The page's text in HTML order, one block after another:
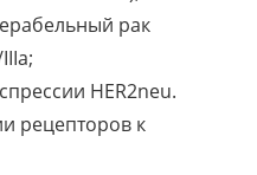
рак
HER2neu.
рецепторов к